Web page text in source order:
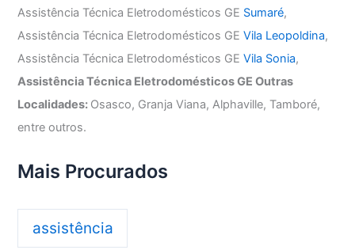
Assistência Técnica Eletrodomésticos GE Sumaré,
Assistência Técnica Eletrodomésticos GEVila Leopoldina,
Assistência Técnica Eletrodomésticos GEVila Sonia,
Assistência Técnica Eletrodomésticos GE Outras
Localidades: Osasco, Granja Viana, Alphaville, Tamboré,
entre outros.
Mais Procurados
assistência